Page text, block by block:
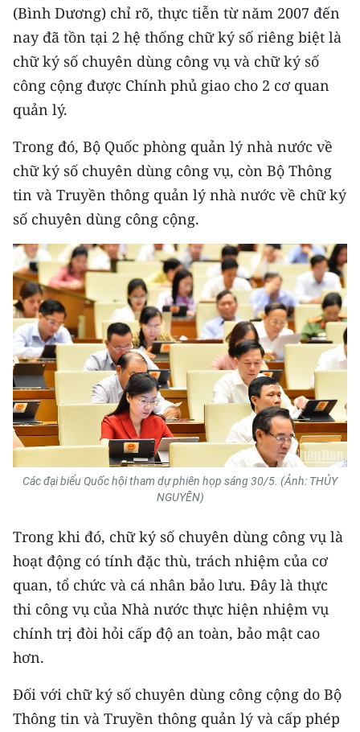
Media Kinh tế
Media Văn hóa
Media Xã hội
Media Pháp luật
Media Du lịch
Media Thế giới
Media Thể thao
Media Giáo dục
Media Y tế
Media Khoa học - Công nghệ
Media Môi trường
Ảnh
Infographic
TIN MỚI
Trung du và miền núi phía Bắc
Đồng bằng sông Hồng
Bắc Trung Bộ
Duyên hải Nam Trung Bộ và Tây
Nguyên
Đông Nam Bộ
(Bình Dương) chỉ rõ, thực tiễn từ năm 2007 đến
nay đã tồn tại 2 hệ thống chữ ký số riêng biệt là
chữ ký số chuyên dùng công vụ và chữ ký số
công cộng được Chính phủ giao cho 2 cơ quan
quản lý.
Trong đó, Bộ Quốc phòng quản lý nhà nước về
chữ ký số chuyên dùng công vụ, còn Bộ Thông
tin và Truyền thông quản lý nhà nước về chữ ký
số chuyên dùng công cộng.
Các đại biểu Quốc hội tham dự phiên họp sáng 30/5. (Ảnh: THỦY
NGUYÊN)
Trong khi đó, chữ ký số chuyên dùng công vụ là
hoạt động có tính đặc thù, trách nhiệm của cơ
quan, tổ chức và cá nhân bảo lưu. Đây là thực
thi công vụ của Nhà nước thực hiện nhiệm vụ
chính trị đòi hỏi cấp độ an toàn, bảo mật cao
hơn.
Đối với chữ ký số chuyên dùng công cộng do Bộ
Thông tin và Truyền thông quản lý và cấp phép